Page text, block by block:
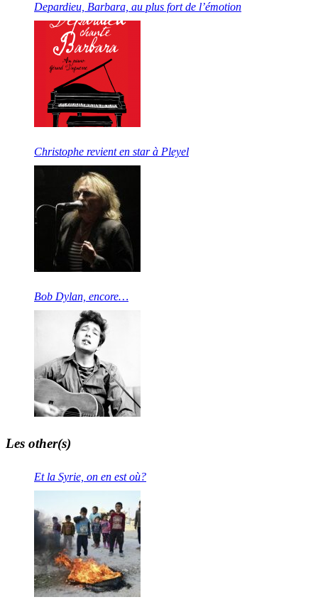
Depardieu, Barbara, au plus fort de l’émotion
Christophe revient en star à Pleyel
Bob Dylan, encore…
Les other(s)
Et la Syrie, on en est où?